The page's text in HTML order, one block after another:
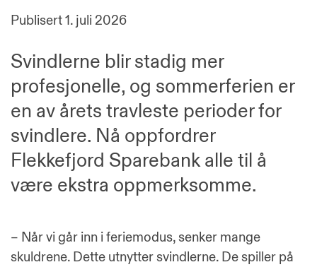
Publisert1. juli 2026
Svindlerne blir stadig mer
profesjonelle, og sommerferien er
en av årets travleste perioder for
svindlere. Nå oppfordrer
Flekkefjord Sparebank alle til å
være ekstra oppmerksomme.
– Når vi går inn i feriemodus, senker mange
skuldrene. Dette utnytter svindlerne. De spiller på